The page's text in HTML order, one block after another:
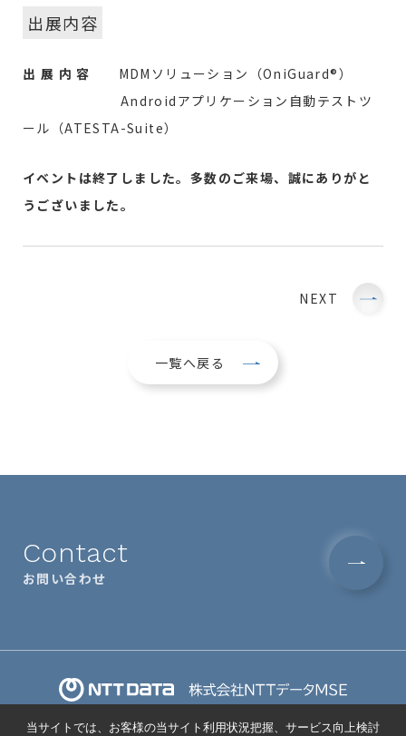
出展内容
出 展 内 容 MDMソリューション（OniGuard®）
Androidアプリケーション自動テストツ
ール（ATESTA-Suite）
イベントは終了しました。多数のご来場、誠にありがと
うございました。
NEXT
一覧へ戻る
Contact
お問い合わせ
当サイトでは、お客様の当サイト利用状況把握、サービス向上検討